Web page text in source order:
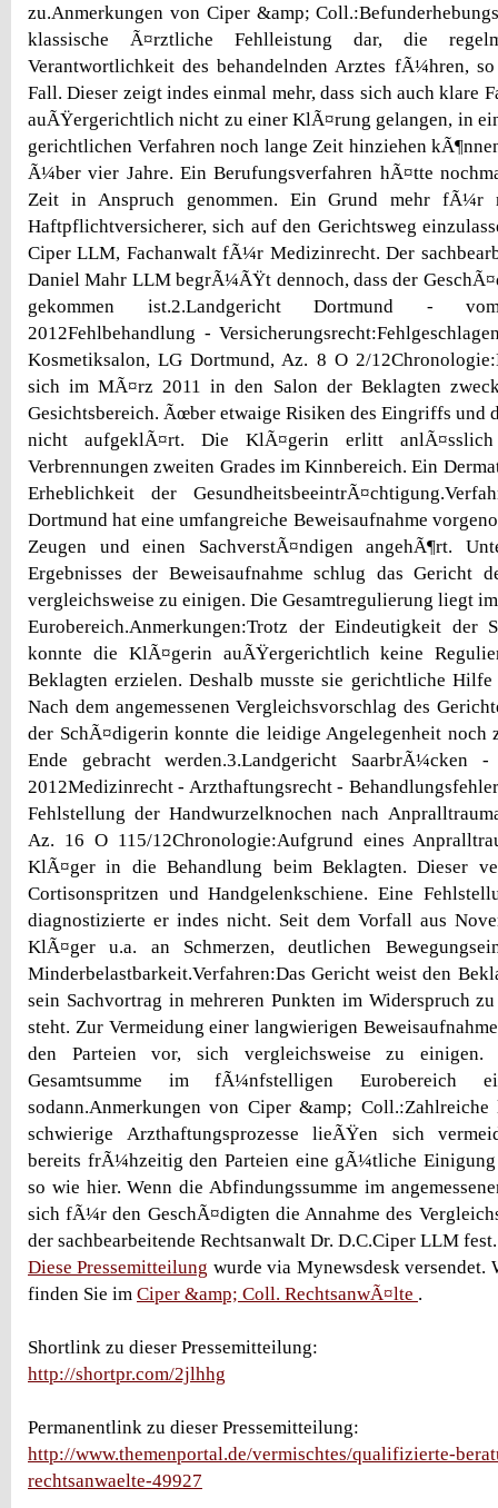
zu.Anmerkungen von Ciper &amp;
klassische Ã¤rztliche Fehlleistung dar, die
Verantwortlichkeit des behandelnden Arztes fÃ¼hren,
Fall. Dieser zeigt indes einmal mehr, dass sich auch klare
auÃŸergerichtlich nicht zu einer KlÃ¤rung gelangen, in
gerichtlichen Verfahren noch lange Zeit hinziehen
Ã¼ber vier Jahre. Ein Berufungsverfahren hÃ¤tte
Zeit in Anspruch genommen. Ein Grund mehr fÃ¼r
Haftpflichtversicherer, sich auf den Gerichtsweg
Ciper LLM, Fachanwalt fÃ¼r Medizinrecht. Der
Daniel Mahr LLM begrÃ¼ÃŸt dennoch, dass der
gekommen ist.2.Landgericht Dortmund -
2012Fehlbehandlung -
Kosmetiksalon, LG Dortmund, Az. 8 O 2/
sich im MÃ¤rz 2011 in den Salon der Beklagten
Gesichtsbereich. Ãœber etwaige Risiken des Eingriffs und
nicht aufgeklÃ¤rt. Die KlÃ¤gerin erlitt anlÃ¤sslich
Verbrennungen zweiten Grades im Kinnbereich. Ein
Erheblichkeit der
Dortmund hat eine umfangreiche Beweisaufnahme
Zeugen und einen SachverstÃ¤ndigen angehÃ¶rt.
Ergebnisses der Beweisaufnahme schlug das Gericht
vergleichsweise zu einigen. Die Gesamtregulierung liegt
Eurobereich.Anmerkungen:Trotz der Eindeutigkeit der
konnte die KlÃ¤gerin auÃŸergerichtlich keine
Beklagten erzielen. Deshalb musste sie gerichtliche
Nach dem angemessenen Vergleichsvorschlag des
der SchÃ¤digerin konnte die leidige Angelegenheit noch
Ende gebracht werden.3.Landgericht SaarbrÃ¼cken
2012Medizinrecht - Arzthaftungsrecht -
Fehlstellung der Handwurzelknochen nach
Az. 16 O 115/12Chronologie:Aufgrund eines
KlÃ¤ger in die Behandlung beim Beklagten. Dieser
Cortisonspritzen und Handgelenkschiene. Eine
diagnostizierte er indes nicht. Seit dem Vorfall aus
KlÃ¤ger u.a. an Schmerzen, deutlichen
Minderbelastbarkeit.Verfahren:Das Gericht weist den
sein Sachvortrag in mehreren Punkten im Widerspruch
steht. Zur Vermeidung einer langwierigen
den Parteien vor, sich vergleichsweise zu einigen.
Gesamtsumme im fÃ¼nfstelligen Eurobereich
sodann.Anmerkungen von Ciper &amp; Coll.:Zahlreiche
schwierige Arzthaftungsprozesse lieÃŸen sich
bereits frÃ¼hzeitig den Parteien eine gÃ¼tliche
so wie hier. Wenn die Abfindungssumme im
sich fÃ¼r den GeschÃ¤digten die Annahme des
der sachbearbeitende Rechtsanwalt Dr. D.C.Ciper LLM fest.
Diese Pressemitteilung wurde via Mynewsdesk versendet.
finden Sie im Ciper &amp; Coll. RechtsanwÃ¤lte .
Shortlink zu dieser Pressemitteilung:
http://shortpr.com/2jlhhg
Permanentlink zu dieser Pressemitteilung:
http://www.themenportal.de/vermischtes/qualifizierte-
rechtsanwaelte-49927